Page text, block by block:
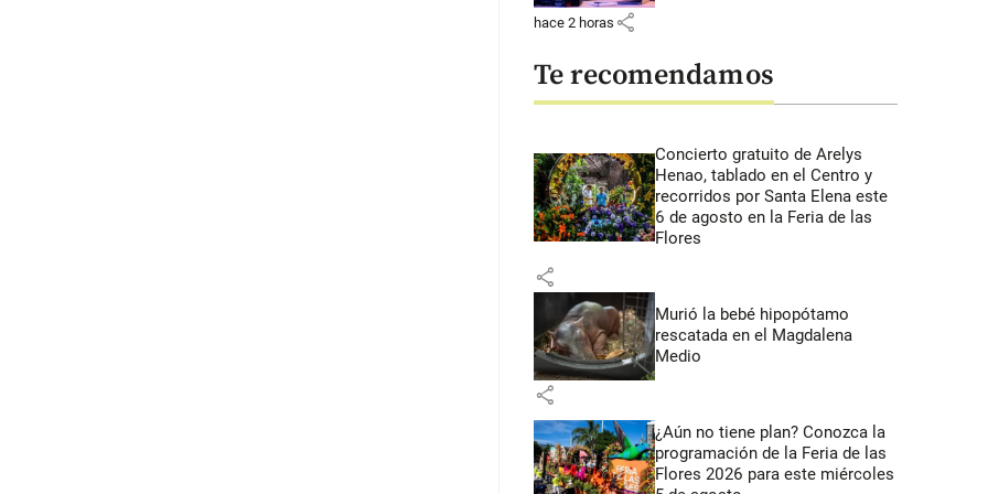
hace 2 horas share
Te recomendamos
Concierto gratuito de Arelys
Henao, tablado en el Centro y
recorridos por Santa Elena este
6 de agosto en la Feria de las
Flores
share
Murió la bebé hipopótamo
rescatada en el Magdalena
Medio
share
¿Aún no tiene plan? Conozca la
programación de la Feria de las
Flores 2026 para este miércoles